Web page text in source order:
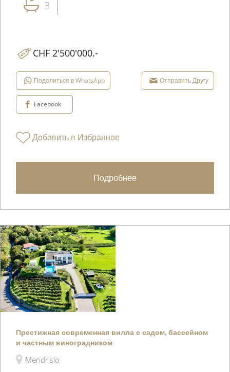
3
CHF 2'500'000.-
Поделиться в WhatsApp Отправить Другу
Facebook
Добавить в Избранное
Подробнее
Престижная современная вилла с садом, бассейном
и частным виноградником
Mendrisio